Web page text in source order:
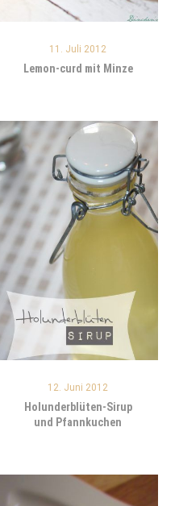
11. Juli 2012
Lemon-curd mit Minze
12. Juni 2012
Holunderblüten-Sirup
und Pfannkuchen